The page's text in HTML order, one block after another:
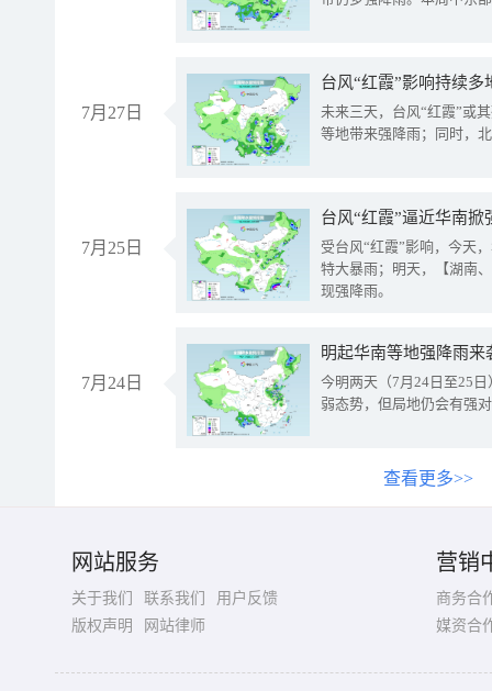
7月27日
台风“红霞”影响持续
未来三天，台风“红霞”或
等地带来强降雨；同时，
7月25日
台风“红霞”逼近华南
受台风“红霞”影响，今天
特大暴雨；明天，【湖南
现强降雨。
7月24日
明起华南等地强降雨
今明两天（7月24日至25
弱态势，但局地仍会有强
查看更多>>
网站服务
关于我们 联系我们
用户反馈
版权声明
网站律师
营销
商务合
媒资合